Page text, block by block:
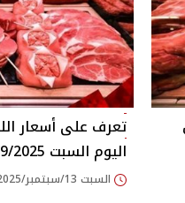
اليوم السبت 13/9/2025
السبت 13/سبتمبر/2025 - 11:14 ص